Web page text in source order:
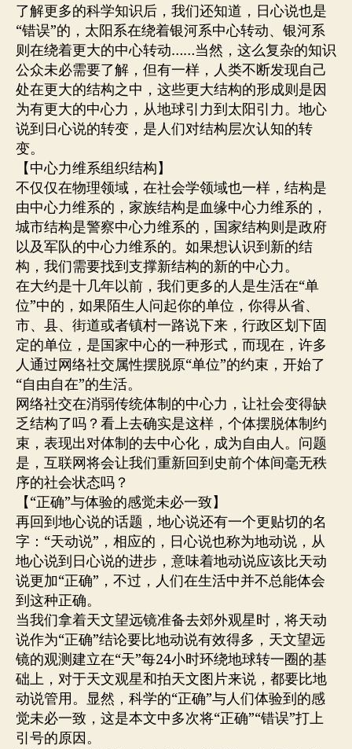
了解更多的科学知识后，我们还知道，日心说也是
“错误”的，太阳系在绕着银河系中心转动、银河系
则在绕着更大的中心转动……当然，这么复杂的知识
公众未必需要了解，但有一样，人类不断发现自己
处在更大的结构之中，这些更大结构的形成则是因
为有更大的中心力，从地球引力到太阳引力。地心
说到日心说的转变，是人们对结构层次认知的转
变。
【中心力维系组织结构】
不仅仅在物理领域，在社会学领域也一样，结构是
由中心力维系的，家族结构是血缘中心力维系的，
城市结构是警察中心力维系的，国家结构则是政府
以及军队的中心力维系的。如果想认识到新的结
构，我们需要找到支撑新结构的新的中心力。
在大约是十几年以前，我们更多的人是生活在“单
位”中的，如果陌生人问起你的单位，你得从省、
市、县、街道或者镇村一路说下来，行政区划下固
定的单位，是国家中心的一种形式，而现在，许多
人通过网络社交属性摆脱原“单位”的约束，开始了
“自由自在”的生活。
网络社交在消弱传统体制的中心力，让社会变得缺
乏结构了吗？看上去确实是这样，个体摆脱体制约
束，表现出对体制的去中心化，成为自由人。问题
是，互联网将会让我们重新回到史前个体间毫无秩
序的社会状态吗？
【“正确”与体验的感觉未必一致】
再回到地心说的话题，地心说还有一个更贴切的名
字：“天动说”，相应的，日心说也称为地动说，从
地心说到日心说的进步，意味着地动说应该比天动
说更加“正确”，不过，人们在生活中并不总能体会
到这种正确。
当我们拿着天文望远镜准备去郊外观星时，将天动
说作为“正确”结论要比地动说有效得多，天文望远
镜的观测建立在“天”每24小时环绕地球转一圈的基
础上，对于天文观星和拍天文图片来说，都要比地
动说管用。显然，科学的“正确”与人们体验到的感
觉未必一致，这是本文中多次将“正确”“错误”打上
引号的原因。